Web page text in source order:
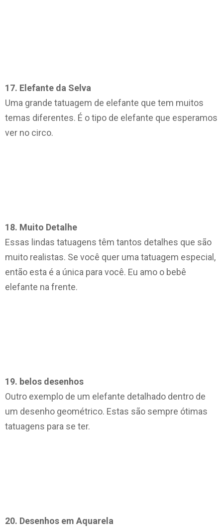
17. Elefante da Selva
Uma grande tatuagem de elefante que tem muitos
temas diferentes. É o tipo de elefante que esperamos
ver no circo.
18. Muito Detalhe
Essas lindas tatuagens têm tantos detalhes que são
muito realistas. Se você quer uma tatuagem especial,
então esta é a única para você. Eu amo o bebê
elefante na frente.
19. belos desenhos
Outro exemplo de um elefante detalhado dentro de
um desenho geométrico. Estas são sempre ótimas
tatuagens para se ter.
20. Desenhos em Aquarela